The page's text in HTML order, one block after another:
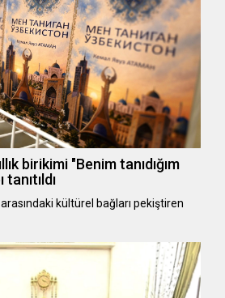
birikimi "Benim tanıdığım
kültürel bağları pekiştiren